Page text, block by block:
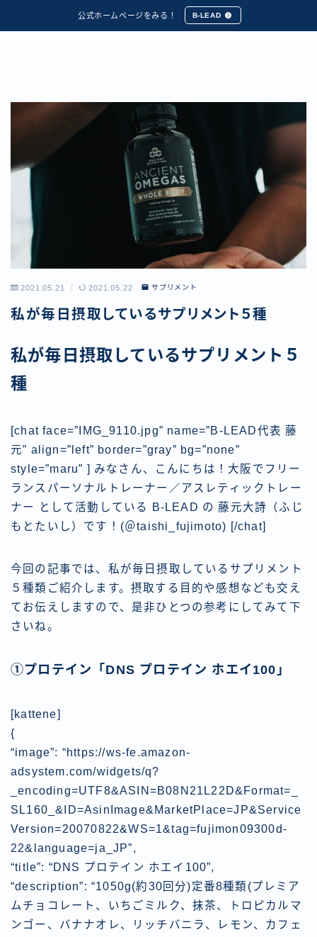
公式ホームページをみる！ B-LEAD
2021.05.21 2021.05.22 サプリメント
私が毎日摂取しているサプリメント５種
私が毎日摂取しているサプリメント５
種
[chat face=”IMG_9110.jpg” name=”B-LEAD代表 藤
元” align=”left” border=”gray” bg=”none”
style=”maru” ] みなさん、こんにちは！大阪でフリー
ランスパーソナルトレーナー／アスレティックトレー
ナー として活動している B-LEAD の 藤元大詩（ふじ
もとたいし）です！(＠taishi_fujimoto) [/chat]
今回の記事では、私が毎日摂取しているサプリメント
５種類ご紹介します。摂取する目的や感想なども交え
てお伝えしますので、是非ひとつの参考にしてみて下
さいね。
①プロテイン「 DNS プロテイン ホエイ100 」
[kattene]
{
“image”: “https://ws-fe.amazon-
adsystem.com/widgets/q?
_encoding=UTF8&ASIN=B08N21L22D&Format=_
SL160_&ID=AsinImage&MarketPlace=JP&Service
Version=20070822&WS=1&tag=fujimon09300d-
22&language=ja_JP”,
“title”: “DNS プロテイン ホエイ100”,
“description”: “1050g(約30回分)定番8種類(プレミア
ムチョコレート、いちごミルク、抹茶、トロピカルマ
ンゴー、バナナオレ、リッチバニラ、レモン、カフェ